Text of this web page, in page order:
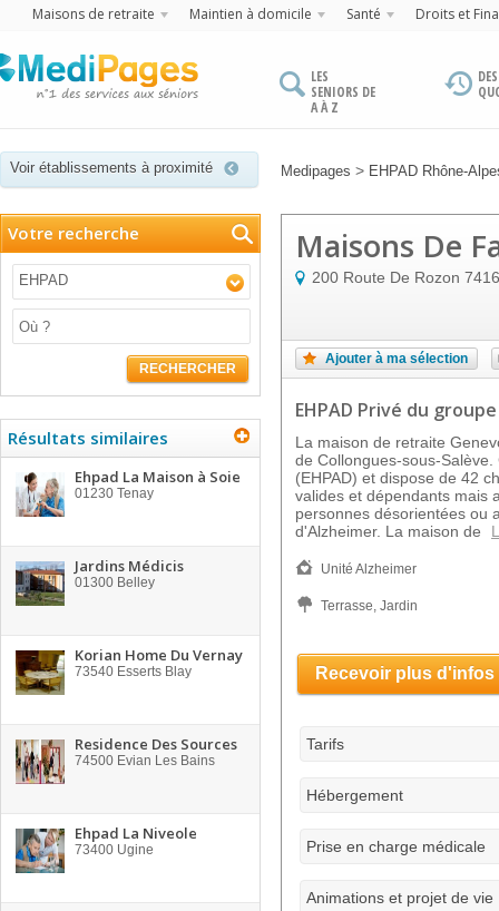
Maisons de retraite Maintien à domicile Santé Droits et
LES
SENIORS DE
A À Z
Voir établissements à proximité Medipages > EHPAD Rhône-
Votre recherche
EHPAD
RECHERCHER
Résultats similaires
Ehpad La Maison à Soie
01230 Tenay
Jardins Médicis
01300 Belley
Korian Home Du Vernay
73540 Esserts Blay
Residence Des Sources
74500 Evian Les Bains
Ehpad La Niveole
73400 Ugine
Maisons De
200 Route De Rozon
Ajouter à ma sélection
EHPAD Privé du groupe
La maison de retraite
de Collongues-sous-
(EHPAD) et dispose de 42
valides et dépendants mais
personnes désorientées ou
d'Alzheimer. La maison de
Unité Alzheimer
Terrasse, Jardin
Recevoir plus d'infos
Tarifs
Hébergement
Prise en charge médicale
Animations et projet de vie